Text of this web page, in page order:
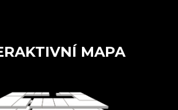
MAPA